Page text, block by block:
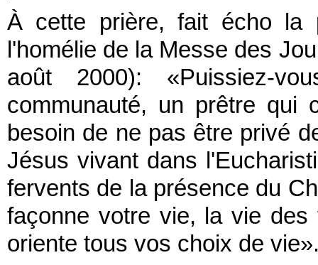
À cette prière, fait écho la
l'homélie de la Messe des
août 2000): «Puissiez-
communauté, un prêtre qui
besoin de ne pas être privé
Jésus vivant dans
fervents de la présence du
façonne votre vie, la vie des
oriente tous vos choix de